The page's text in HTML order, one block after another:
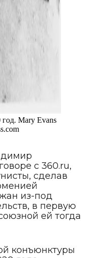
год. Mary Evans
с 360.ru,
сделав
из-под
в первую
ей тогда
конъюнктуры